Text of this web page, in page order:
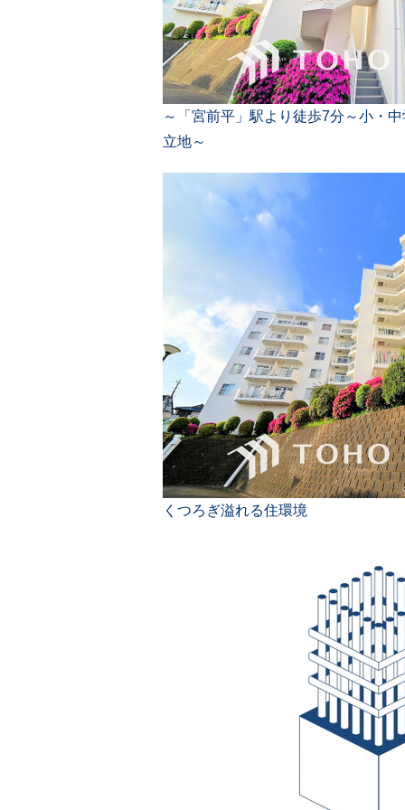
～「宮前平」駅より徒歩7分～小・
立地～
くつろぎ溢れる住環境